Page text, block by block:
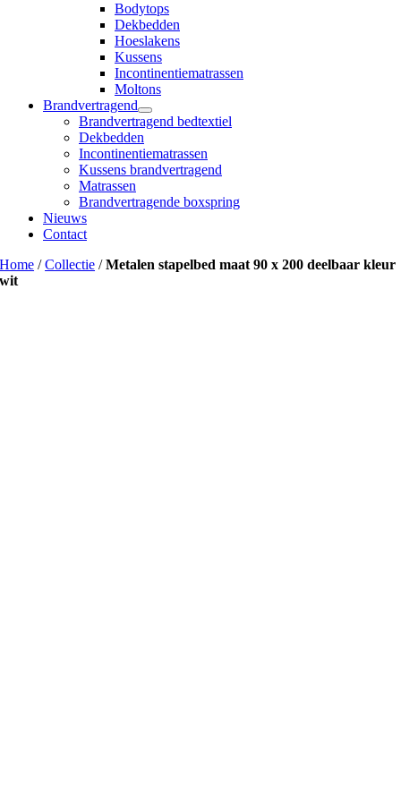
Bodytops
Dekbedden
Hoeslakens
Kussens
Incontinentiematrassen
Moltons
Brandvertragend
Brandvertragend bedtextiel
Dekbedden
Incontinentiematrassen
Kussens brandvertragend
Matrassen
Brandvertragende boxspring
Nieuws
Contact
Home /Collectie /Metalen stapelbed maat 90 x 200 deelbaar kleur
wit